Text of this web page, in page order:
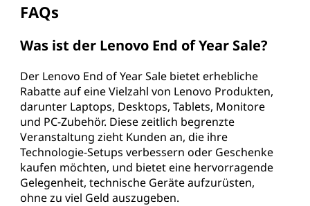
FAQs
Was ist der Lenovo End of Year Sale?
Der Lenovo End of Year Sale bietet erhebliche
Rabatte auf eine Vielzahl von Lenovo Produkten,
darunter Laptops, Desktops, Tablets, Monitore
und PC-Zubehör. Diese zeitlich begrenzte
Veranstaltung zieht Kunden an, die ihre
Technologie-Setups verbessern oder Geschenke
kaufen möchten, und bietet eine hervorragende
Gelegenheit, technische Geräte aufzurüsten,
ohne zu viel Geld auszugeben.